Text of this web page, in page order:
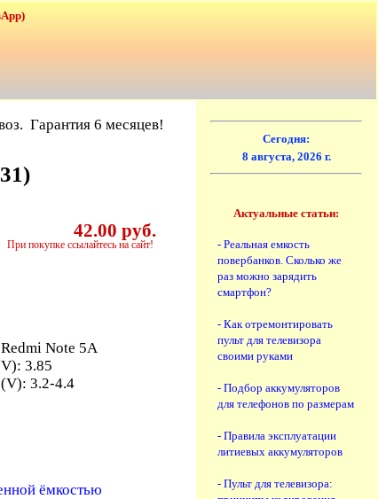
Гарантия 6 месяцев!
42.00 руб.
При покупке ссылайтесь на сайт!
Note 5A
3.85
3.2-4.4
ёмкостью
Сегодня:
8 августа, 2026 г.
Актуальные статьи:
- Реальная емкость
повербанков. Сколько же
раз можно зарядить
смартфон?
- Как отремонтировать
пульт для телевизора
своими руками
- Подбор аккумуляторов
для телефонов по размерам
- Правила эксплуатации
литиевых аккумуляторов
- Пульт для телевизора: